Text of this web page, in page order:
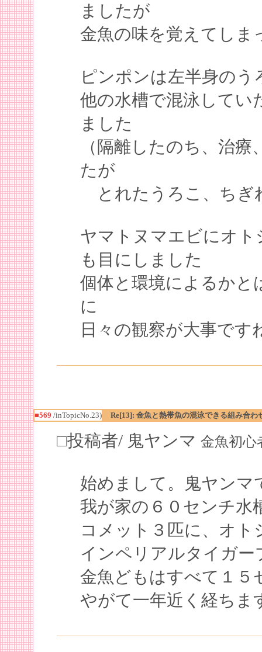
ましたが
金魚の味を覚えてし
ピンポンは左半身のう
他の水槽で混泳してい
ました
（隔離したのち、治
たが
とれたうろこ、ちぎ
ヤマトヌマエビにオ
も目にしました
個体と環境によるかと
に
日々の観察が大事です
■569 /inTopicNo.23) Re[13]: 金魚と熱帯魚の混泳できる組み合わ
□投稿者/ 鬼ヤンマ 金魚初心
始めまして。鬼ヤンマ
我が家の６０センチ水
コメット３匹に、オ
インペリアルタイガ
金魚どもはすべて１５
やがて一年近く経ちま